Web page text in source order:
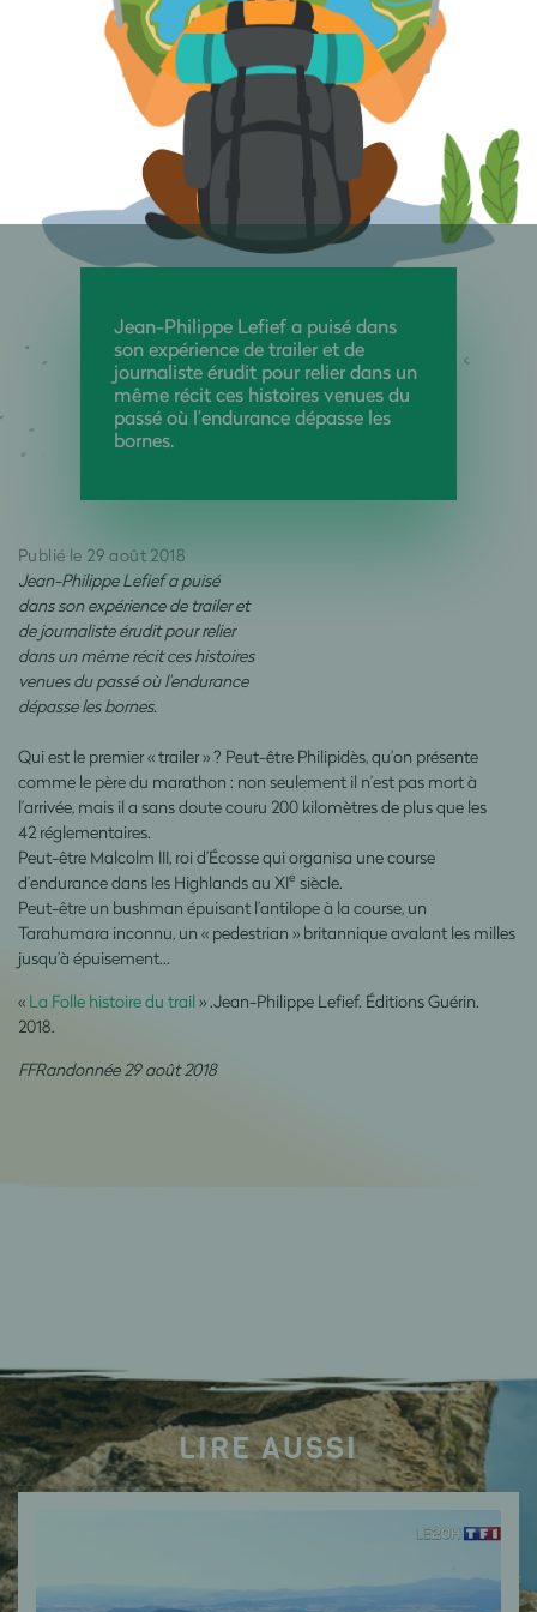
Jean-Philippe Lefief a puisé dans
son expérience de trailer et de
journaliste érudit pour relier dans un
même récit ces histoires venues du
passé où l’endurance dépasse les
bornes.
Publié le 29 août 2018
Jean-Philippe Lefief a puisé
dans son expérience de trailer et
de journaliste érudit pour relier
dans un même récit ces histoires
venues du passé où l’endurance
dépasse les bornes.
Qui est le premier « trailer » ? Peut-être Philipidès, qu’on présente
comme le père du marathon : non seulement il n’est pas mort à
l’arrivée, mais il a sans doute couru 200 kilomètres de plus que les
42 réglementaires.
Peut-être Malcolm III, roi d’Écosse qui organisa une course
d’endurance dans les Highlands au XIe siècle.
Peut-être un bushman épuisant l’antilope à la course, un
Tarahumara inconnu, un « pedestrian » britannique avalant les milles
jusqu’à épuisement…
« La Folle histoire du trail » .Jean-Philippe Lefief. Éditions Guérin.
2018.
FFRandonnée 29 août 2018
LIRE AUSSI